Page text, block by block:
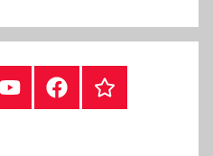
YouTubeFacebookTikTok